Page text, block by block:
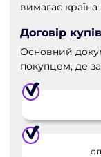
вимагає
Договір
Основний
покупцем, де